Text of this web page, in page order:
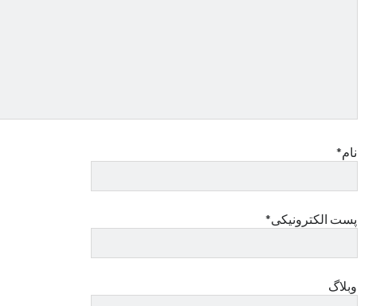
نام*
پست الکترونیکی*
وبلاگ